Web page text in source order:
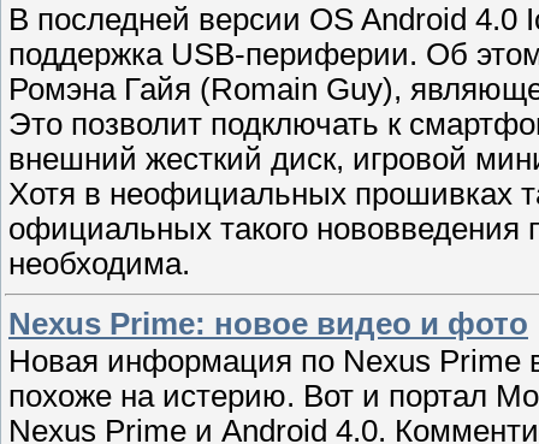
В последней версии OS Android 4.0
поддержка USB-периферии. Об
Ромэна Гайя (Romain Guy),
Это позволит подключать к
внешний жесткий диск, игровой
Хотя в неофициальных прошивках
официальных такого
необходима.
Nexus Prime: новое видео и фото
Новая информация по Nexus Prime
похоже на истерию. Вот и портал
Nexus Prime и Android 4.0.